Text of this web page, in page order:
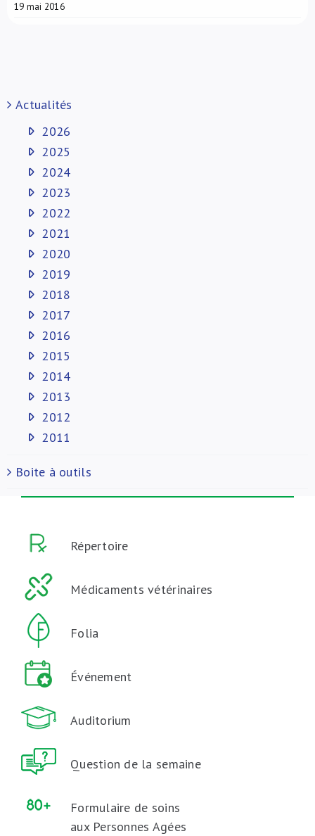
19 mai 2016
Actualités
2026
2025
2024
2023
2022
2021
2020
2019
2018
2017
2016
2015
2014
2013
2012
2011
Boite à outils
Répertoire
Médicaments vétérinaires
Folia
Événement
Auditorium
Question de la semaine
Formulaire de soins
aux Personnes Agées